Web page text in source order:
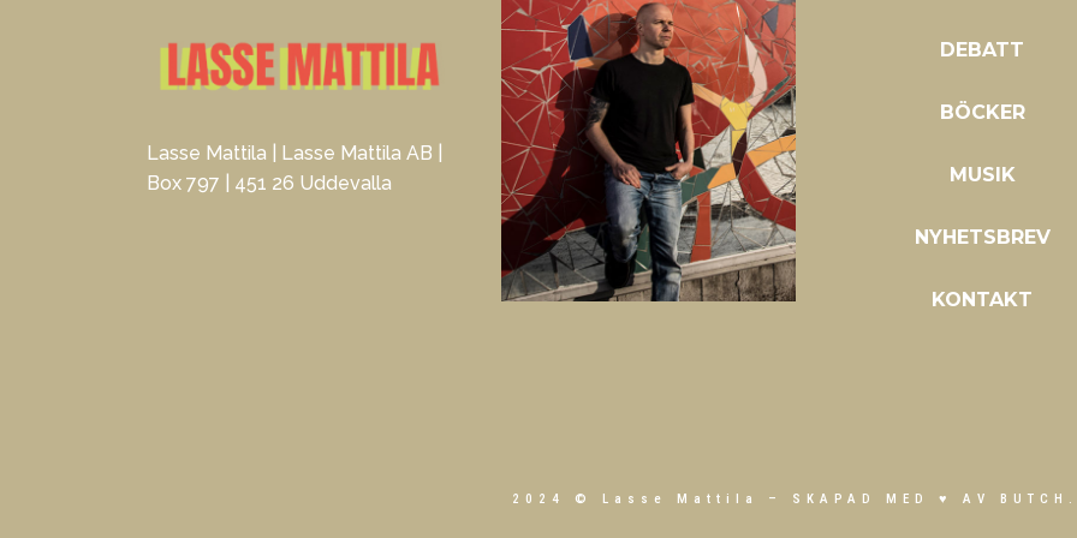
Lasse Mattila | Lasse Mattila AB |
Box 797 | 451 26 Uddevalla
DEBATT
BÖCKER
MUSIK
NYHETSBREV
KONTAKT
2024 © Lasse Mattila – SKAPAD MED ♥ AV